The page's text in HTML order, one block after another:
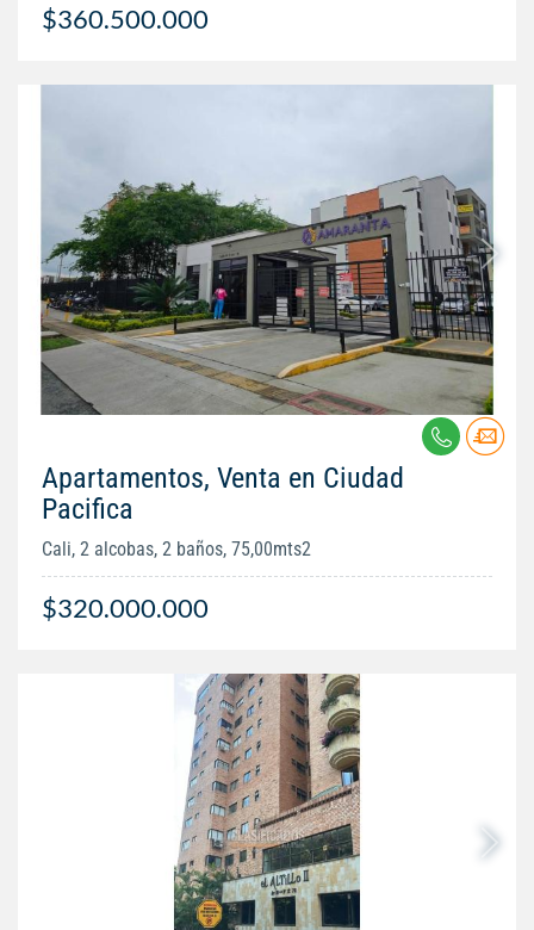
$360.500.000
Apartamentos, Venta en Ciudad
Pacifica
Cali, 2 alcobas, 2 baños, 75,00mts2
$320.000.000